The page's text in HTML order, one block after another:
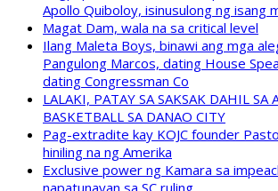
Apollo Quiboloy, isinusulong ng isang
Magat Dam, wala na sa critical level
Ilang Maleta Boys, binawi ang mga
Pangulong Marcos, dating House
dating Congressman Co
LALAKI, PATAY SA SAKSAK DAHIL SA
BASKETBALL SA DANAO CITY
Pag-extradite kay KOJC founder
hiniling na ng Amerika
Exclusive power ng Kamara sa
napatunayan sa SC ruling